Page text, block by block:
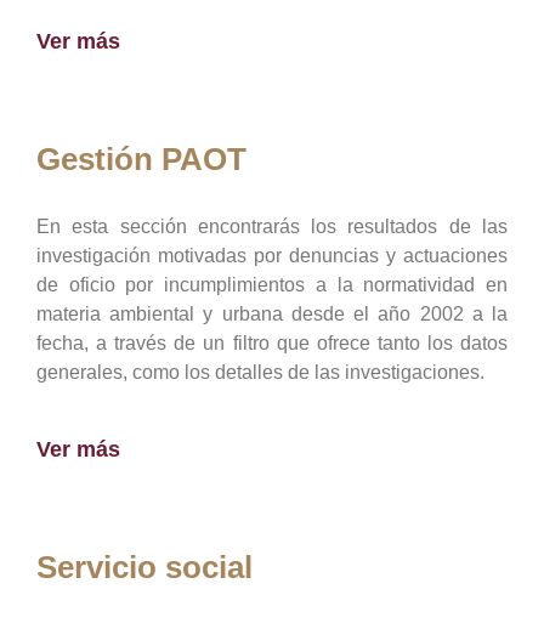
Ver más
Gestión PAOT
En esta sección encontrarás los resultados de las
investigación motivadas por denuncias y actuaciones
de oficio por incumplimientos a la normatividad en
materia ambiental y urbana desde el año 2002 a la
fecha, a través de un filtro que ofrece tanto los datos
generales, como los detalles de las investigaciones.
Ver más
Servicio social